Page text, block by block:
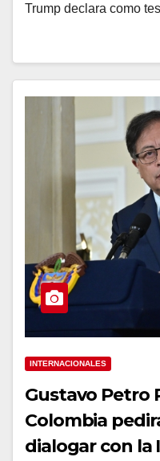
Trump declara como
INTERNACIONALES
Gustavo Petro
Colombia
dialogar con la